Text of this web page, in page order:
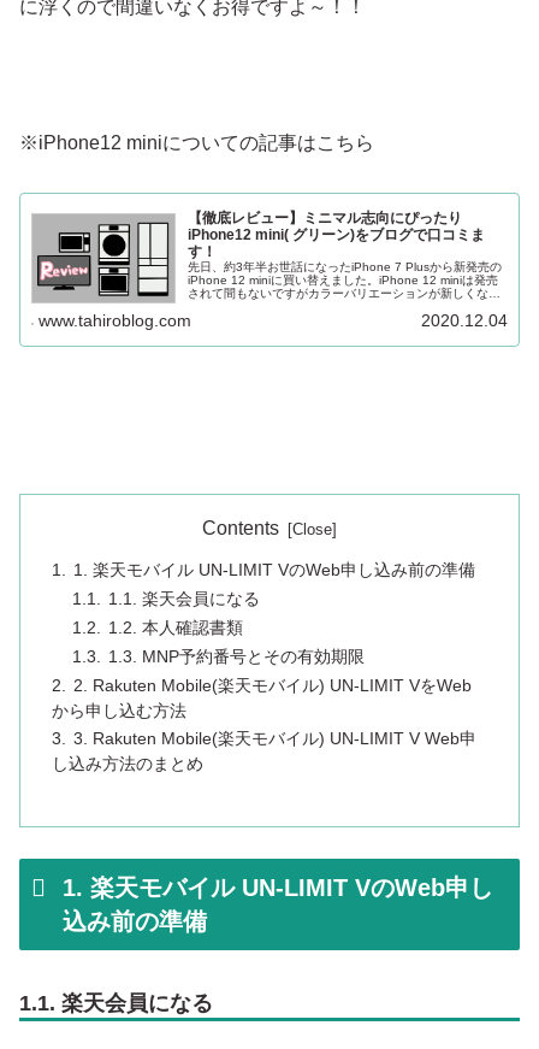
に浮くので間違いなくお得ですよ～！！
※iPhone12 miniについての記事はこちら
【徹底レビュー】ミニマル志向にぴったり
iPhone12 mini( グリーン)をブログで口コミま
す！
先日、約3年半お世話になったiPhone 7 Plusから新発売の
iPhone 12 miniに買い替えました。iPhone 12 miniは発売
されて間もないですがカラーバリエーションが新しくなっ
www.tahiroblog.com 2020.12.04
Contents
1. 楽天モバイル UN-LIMIT VのWeb申し込み前の準備
1.1. 楽天会員になる
1.2. 本人確認書類
1.3. MNP予約番号とその有効期限
2. Rakuten Mobile(楽天モバイル) UN-LIMIT VをWeb
から申し込む方法
3. Rakuten Mobile(楽天モバイル) UN-LIMIT V Web申
し込み方法のまとめ
1. 楽天モバイル UN-LIMIT VのWeb申し
込み前の準備
1.1. 楽天会員になる